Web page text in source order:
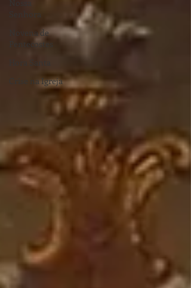
Senhora
Novena de
Pentecostes
Crise na Igreja